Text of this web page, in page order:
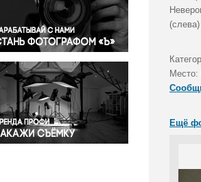
Правосудие
Происшествия и конфликты
Религия
Светская жизнь
Спорт
Экология
Экономика и бизнес
Место:
Ещё